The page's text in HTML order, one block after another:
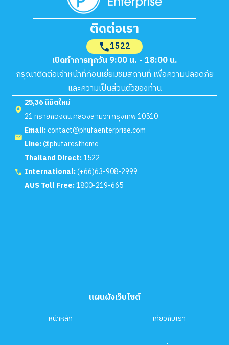
ติดต่อเรา
1522
เปิดทำการทุกวัน 9:00 น. - 18:00 น.
กรุณาติดต่อเจ้าหน้าที่ก่อนเยี่ยมชมสถานที่ เพื่อความปลอดภัย
และความเป็นส่วนตัวของท่าน
25,36 นิมิตใหม่
21 ทรายกองดิน คลองสามวา กรุงเทพ 10510
Email:contact@phufaenterprise.com
Line:@phufaresthome
Thailand Direct:1522
International:(+66)63-908-2999
AUS Toll Free:1800-219-665
แผนผังเว็บไซต์
หน้าหลัก เกี่ยวกับเรา